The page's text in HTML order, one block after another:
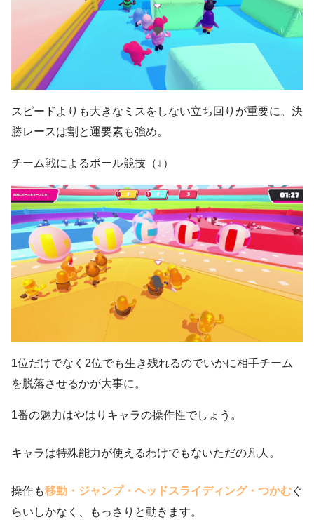
スピードよりも大きなミスをしない立ち回りが重要に。決
勝レースは割と運要素も強め。
チーム戦によるボール競技（↓）
1位だけでなく2位でも生き残れるのでいかに相手チーム
を脱落させるかが大事に。
1番の魅力はやはりキャラの操作性でしょう。
キャラは特殊能力が使えるわけでもないただの凡人。
操作も移動・ジャンプ・ヘッドスライディング・つかむぐ
らいしかなく、もっさりと動きます。